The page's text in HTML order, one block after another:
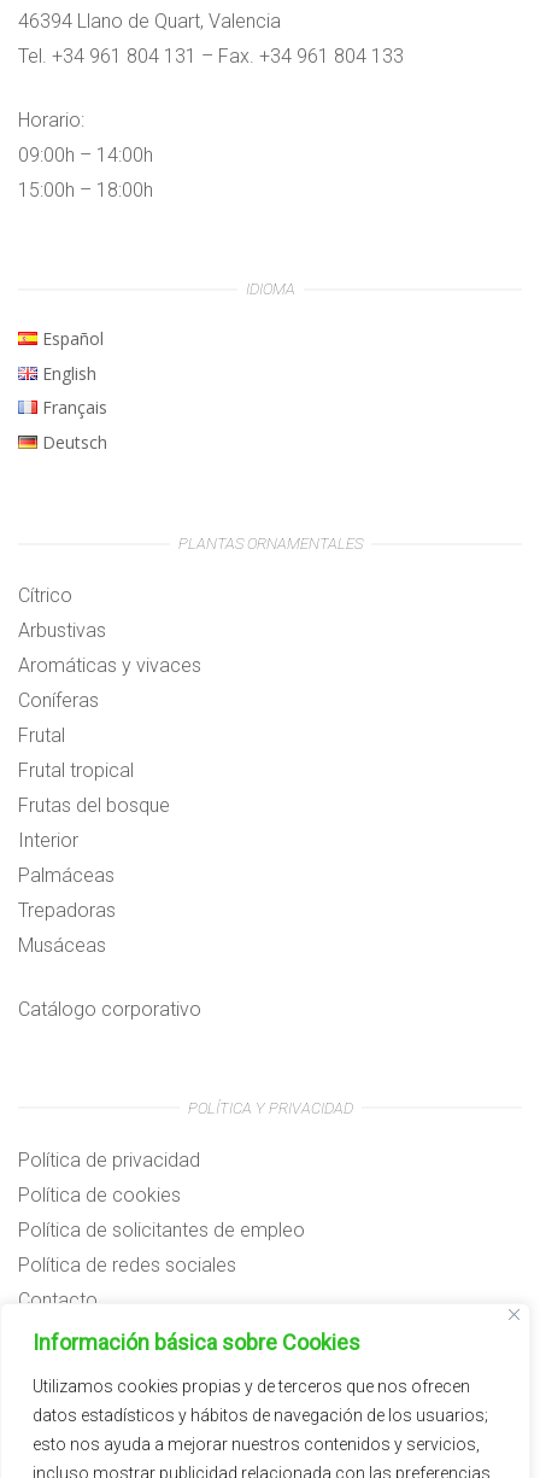
Información básica sobre Cookies
Utilizamos cookies propias y de terceros que nos ofrecen
datos estadísticos y hábitos de navegación de los usuarios;
esto nos ayuda a mejorar nuestros contenidos y servicios,
incluso mostrar publicidad relacionada con las preferencias
46394 Llano de Quart, Valencia
Tel. +34 961 804 131 – Fax. +34 961 804 133
Horario:
09:00h – 14:00h
15:00h – 18:00h
IDIOMA
Español
English
Français
Deutsch
PLANTAS ORNAMENTALES
Cítrico
Arbustivas
Aromáticas y vivaces
Coníferas
Frutal
Frutal tropical
Frutas del bosque
Interior
Palmáceas
Trepadoras
Musáceas
Catálogo corporativo
POLÍTICA Y PRIVACIDAD
Política de privacidad
Política de cookies
Política de solicitantes de empleo
Política de redes sociales
Contacto
Preguntas frecuentes
Subvenciones